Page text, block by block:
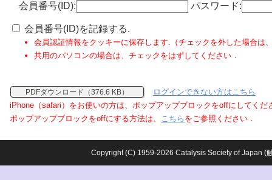
会員番号(ID): パスワード:
会員番号(ID)を記録する.
会員認証情報をクッキーに保存します.（チェックを外した場合は
共用のパソコンの場合は、チェックをはずしてください．
PDFダウンロード（376.6 KB）
ログインできない方はこちら
iPhone（safari）をお使いの方は、ポップアップブロックをoffにしてくだ
ポップアップブロックをoffにする方法は、 こちら をご参照ください．
Copyright (C) 1959-2026 Catalysis Society of Japan (